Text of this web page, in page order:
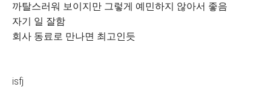
까탈스러워 보이지만 그렇게 예민하지 않아서 좋음
자기 일 잘함
회사 동료로 만나면 최고인듯
isfj